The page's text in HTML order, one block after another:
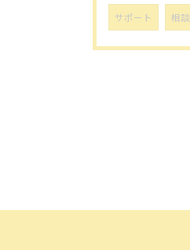
サポート 相談